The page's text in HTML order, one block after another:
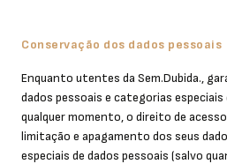
Conservação dos dados pessoais
Enquanto utentes da Sem.Dubida.,
dados pessoais e categorias especiais
qualquer momento, o direito de
limitação e apagamento dos seus
especiais de dados pessoais (salvo